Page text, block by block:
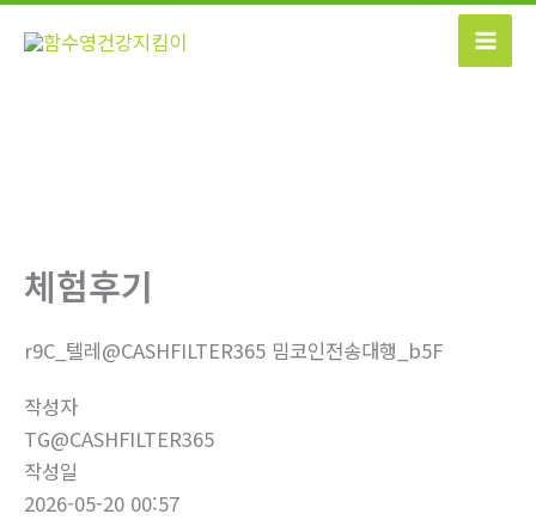
콘
체험후기
r9C_텔레@CASHFILTER365 밈코인전송대행_b5F
작성자
TG@CASHFILTER365
작성일
2026-05-20 00:57